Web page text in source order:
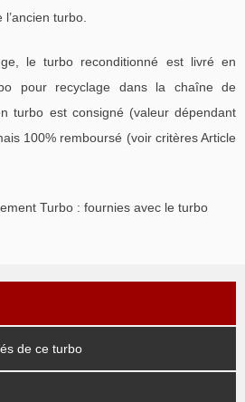
turbo.
le turbo reconditionné est livré en
pour recyclage dans la chaîne de
turbo est consigné (valeur dépendant
100% remboursé (voir critères Article
Turbo : fournies avec le turbo
de ce turbo